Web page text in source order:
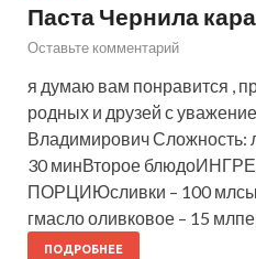
Паста Чернила
Оставьте комментарий
я думаю вам понравится ,
родных и друзей с
Владимирович Сложность:
30 минВторое
ПОРЦИЮсливки – 100
гмасло оливковое – 15
ПОДРОБНЕЕ